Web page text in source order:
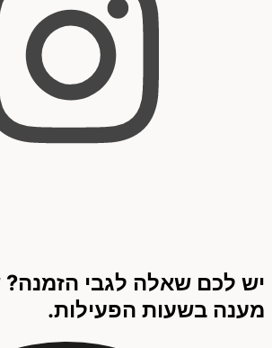
יש לכם שאלה לגבי
מענה בשעות הפעילות.